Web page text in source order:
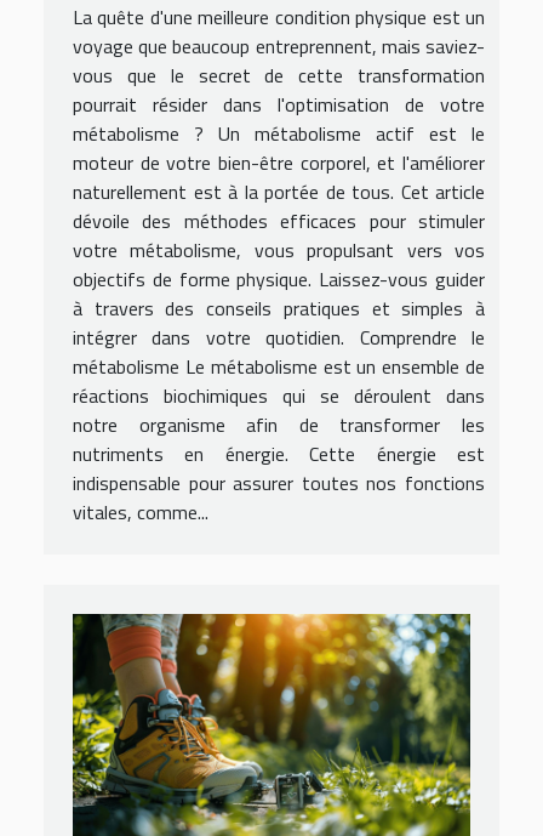
La quête d'une meilleure condition physique est un
voyage que beaucoup entreprennent, mais saviez-
vous que le secret de cette transformation
pourrait résider dans l'optimisation de votre
métabolisme ? Un métabolisme actif est le
moteur de votre bien-être corporel, et l'améliorer
naturellement est à la portée de tous. Cet article
dévoile des méthodes efficaces pour stimuler
votre métabolisme, vous propulsant vers vos
objectifs de forme physique. Laissez-vous guider
à travers des conseils pratiques et simples à
intégrer dans votre quotidien. Comprendre le
métabolisme Le métabolisme est un ensemble de
réactions biochimiques qui se déroulent dans
notre organisme afin de transformer les
nutriments en énergie. Cette énergie est
indispensable pour assurer toutes nos fonctions
vitales, comme...